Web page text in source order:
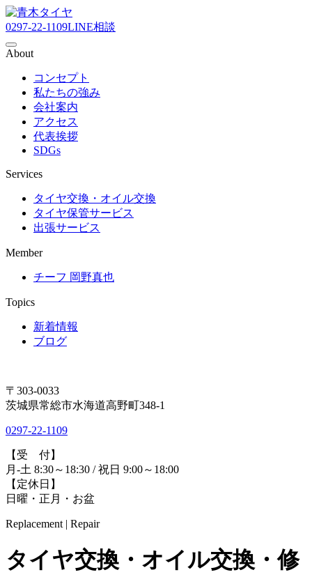
0297-22-1109LINE相談
About
コンセプト
私たちの強み
会社案内
アクセス
代表挨拶
SDGs
Services
タイヤ交換・オイル交換
タイヤ保管サービス
出張サービス
Member
チーフ 岡野真也
Topics
新着情報
ブログ
〒303-0033
茨城県常総市水海道高野町348-1
0297-22-1109
【受 付】
月-土 8:30～18:30 / 祝日 9:00～18:00
【定休日】
日曜・正月・お盆
Replacement | Repair
タイヤ交換・オイル交換・修